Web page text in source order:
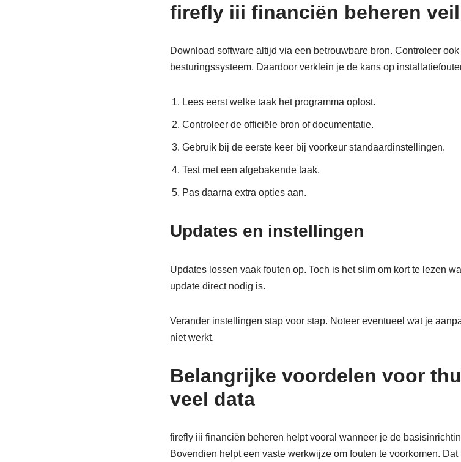
firefly iii financiën beheren
Download software altijd via een betrouwbare bron. Controleer
besturingssysteem. Daardoor verklein je de kans op
Lees eerst welke taak het programma oplost.
Controleer de officiële bron of documentatie.
Gebruik bij de eerste keer bij voorkeur standaardinstellingen.
Test met een afgebakende taak.
Pas daarna extra opties aan.
Updates en instellingen
Updates lossen vaak fouten op. Toch is het slim om kort te lezen
update direct nodig is.
Verander instellingen stap voor stap. Noteer eventueel wat je
niet werkt.
Belangrijke voordelen voor
veel data
firefly iii financiën beheren helpt vooral wanneer je de
Bovendien helpt een vaste werkwijze om fouten te voorkomen.